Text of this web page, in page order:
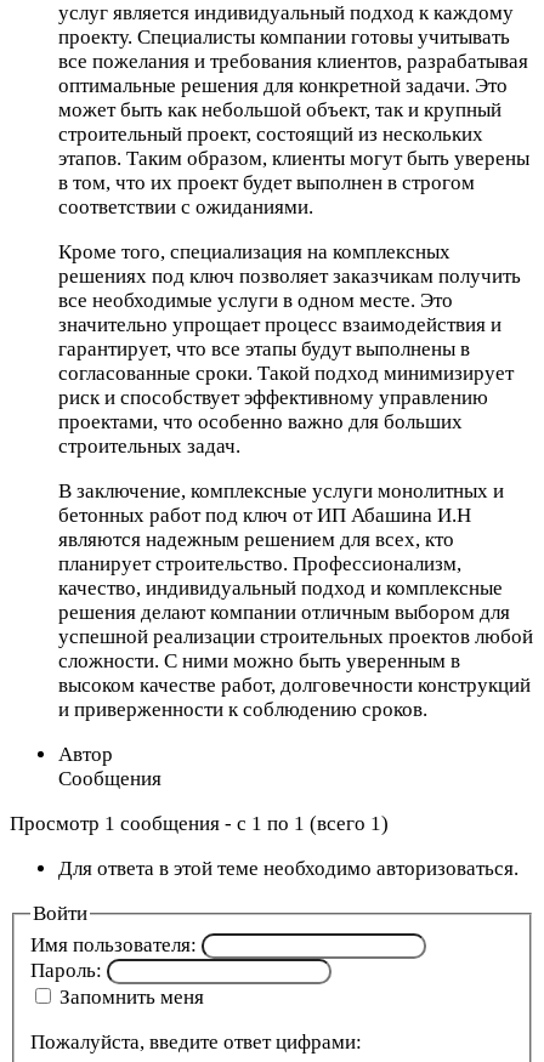
услуг является индивидуальный подход к каждому
проекту. Специалисты компании готовы учитывать
все пожелания и требования клиентов, разрабатывая
оптимальные решения для конкретной задачи. Это
может быть как небольшой объект, так и крупный
строительный проект, состоящий из нескольких
этапов. Таким образом, клиенты могут быть уверены
в том, что их проект будет выполнен в строгом
соответствии с ожиданиями.
Кроме того, специализация на комплексных
решениях под ключ позволяет заказчикам получить
все необходимые услуги в одном месте. Это
значительно упрощает процесс взаимодействия и
гарантирует, что все этапы будут выполнены в
согласованные сроки. Такой подход минимизирует
риск и способствует эффективному управлению
проектами, что особенно важно для больших
строительных задач.
В заключение, комплексные услуги монолитных и
бетонных работ под ключ от ИП Абашина И.Н
являются надежным решением для всех, кто
планирует строительство. Профессионализм,
качество, индивидуальный подход и комплексные
решения делают компании отличным выбором для
успешной реализации строительных проектов любой
сложности. С ними можно быть уверенным в
высоком качестве работ, долговечности конструкций
и приверженности к соблюдению сроков.
Автор
Сообщения
Просмотр 1 сообщения - с 1 по 1 (всего 1)
Для ответа в этой теме необходимо авторизоваться.
Войти
Имя пользователя:
Пароль:
Запомнить меня
Пожалуйста, введите ответ цифрами: